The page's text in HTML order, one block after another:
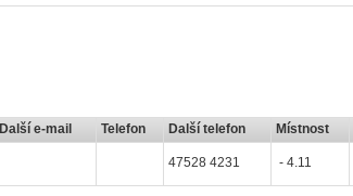
Další e-mail Telefon Další telefon Místnost
47528 4231 - 4.11